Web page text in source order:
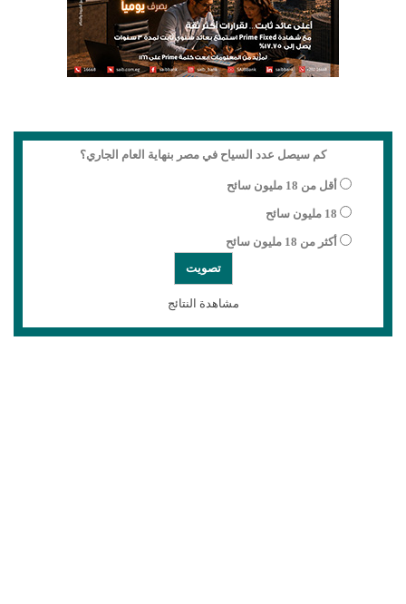
كم سيصل عدد السياح في مصر بنهاية العام الجاري؟
أقل من 18 مليون سائح
18 مليون سائح
أكثر من 18 مليون سائح
مشاهدة النتائج